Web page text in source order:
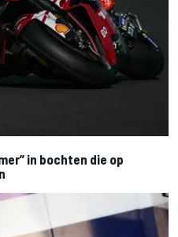
in bochten die op